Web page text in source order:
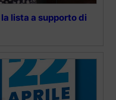
lista a supporto di